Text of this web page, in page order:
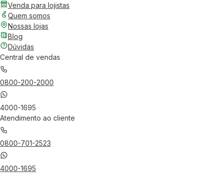
Venda para lojistas
Quem somos
Nossas lojas
Blog
Dúvidas
Central de vendas
0800-200-2000
4000-1695
Atendimento ao cliente
0800-701-2523
4000-1695